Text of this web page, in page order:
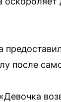
после